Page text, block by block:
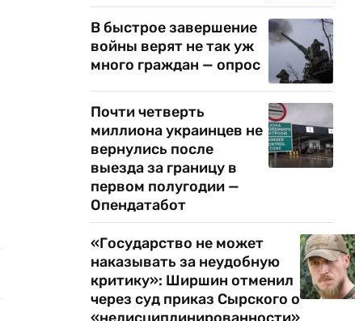
В быстрое завершение
войны верят не так уж
много граждан — опрос
Почти четверть
миллиона украинцев не
вернулись после
выезда за границу в
первом полугодии —
Опендатабот
«Государство не может
наказывать за неудобную
критику»: Ширшин отменил
через суд приказ Сырского о